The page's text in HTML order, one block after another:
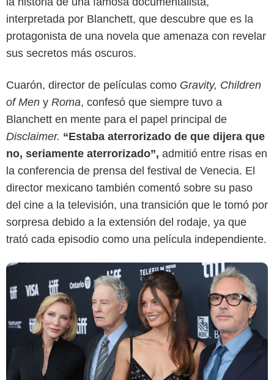
interpretada por Blanchett, que descubre que es la
protagonista de una novela que amenaza con revelar
sus secretos más oscuros.
Cuarón, director de películas como Gravity, Children
of Men y Roma, confesó que siempre tuvo a
Blanchett en mente para el papel principal de
Disclaimer. “Estaba aterrorizado de que dijera que
no, seriamente aterrorizado”, admitió entre risas en
la conferencia de prensa del festival de Venecia. El
director mexicano también comentó sobre su paso
del cine a la televisión, una transición que le tomó por
sorpresa debido a la extensión del rodaje, ya que
trató cada episodio como una película independiente.
Uriel Linares / Sensacine Latam